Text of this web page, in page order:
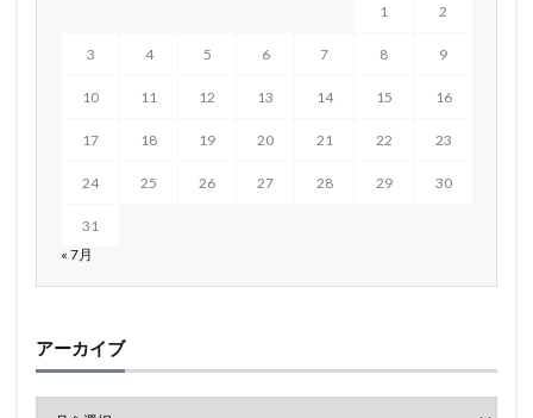
1 2
3 4 5 6 7 8 9
10 11 12 13 14 15 16
17 18 19 20 21 22 23
24 25 26 27 28 29 30
31
« 7月
アーカイブ